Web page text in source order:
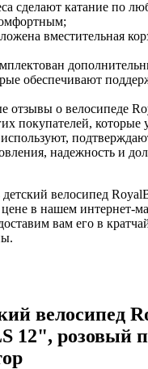
сделают катание по
вместительная
обеспечивают
отзывы о велосипеде
покупателей, которые
надежность и
велосипед
в нашем интернет-
вам его в
велосипед
12", розовый